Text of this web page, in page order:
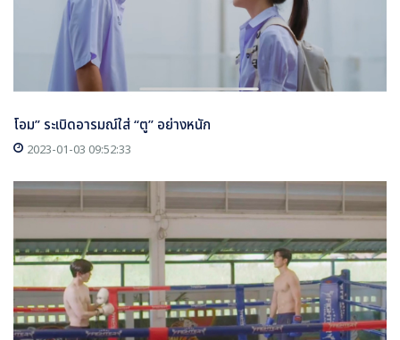
โอม” ระเบิดอารมณ์ใส่ “ตู” อย่างหนัก
2023-01-03 09:52:33